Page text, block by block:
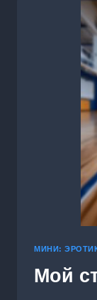
МИНИ:
Мой